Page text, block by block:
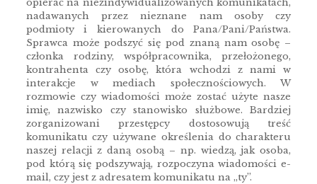
nadawanych przez nieznane nam osoby czy
podmioty i kierowanych do Pana/Pani/Państwa.
Sprawca może podszyć się pod znaną nam osobę –
członka rodziny, współpracownika, przełożonego,
kontrahenta czy osobę, która wchodzi z nami w
interakcje w mediach społecznościowych. W
rozmowie czy wiadomości może zostać użyte nasze
imię, nazwisko czy stanowisko służbowe. Bardziej
zorganizowani przestępcy dostosowują treść
komunikatu czy używane określenia do charakteru
naszej relacji z daną osobą – np. wiedzą, jak osoba,
pod którą się podszywają, rozpoczyna wiadomości e-
mail, czy jest z adresatem komunikatu na „ty”.